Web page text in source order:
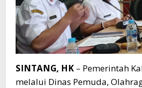
SINTANG, HK – Pemerintah
melalui Dinas Pemuda,